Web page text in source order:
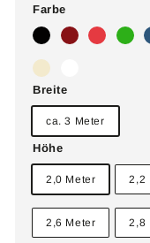
Farbe
Breite
ca. 3 Meter
Höhe
2,0 Meter 2,2
2,6 Meter 2,8